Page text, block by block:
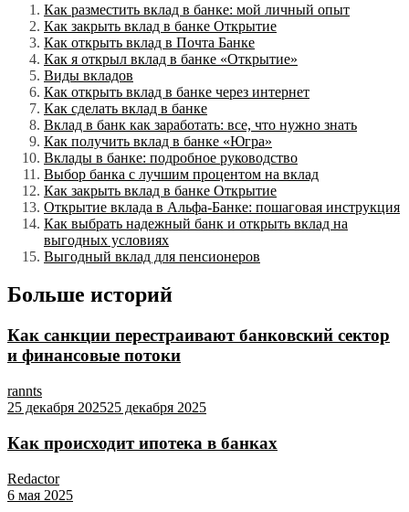
Как разместить вклад в банке: мой личный опыт
Как закрыть вклад в банке Открытие
Как открыть вклад в Почта Банке
Как я открыл вклад в банке «Открытие»
Виды вкладов
Как открыть вклад в банке через интернет
Как сделать вклад в банке
Вклад в банк как заработать: все, что нужно знать
Как получить вклад в банке «Югра»
Вклады в банке: подробное руководство
Выбор банка с лучшим процентом на вклад
Как закрыть вклад в банке Открытие
Открытие вклада в Альфа-Банке: пошаговая инструкция
Как выбрать надежный банк и открыть вклад на
выгодных условиях
Выгодный вклад для пенсионеров
Больше историй
Как санкции перестраивают банковский сектор
и финансовые потоки
rannts
25 декабря 202525 декабря 2025
Как происходит ипотека в банках
Redactor
6 мая 2025